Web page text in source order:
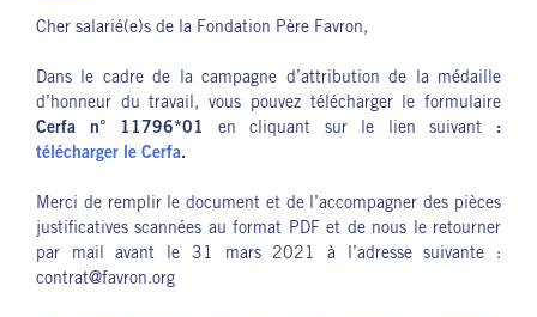
Cher salarié(e)s de la Fondation Père Favron,
Dans le cadre de la campagne d’attribution de la médaille
d’honneur du travail, vous pouvez télécharger le formulaire
Cerfa n° 11796*01 en cliquant sur le lien suivant :
télécharger le Cerfa.
Merci de remplir le document et de l’accompagner des pièces
justificatives scannées au format PDF et de nous le retourner
par mail avant le 31 mars 2021 à l’adresse suivante :
contrat@favron.org